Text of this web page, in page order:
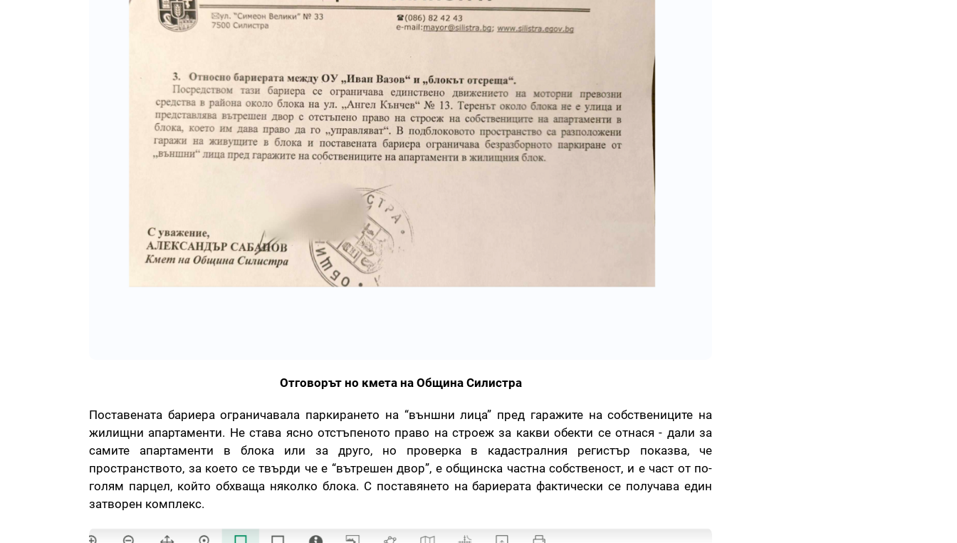
Отговорът но кмета на Община Силистра
Поставената бариера ограничавала паркирането на “външни лица” пред гаражите на собствениците на
жилищни апартаменти. Не става ясно отстъпеното право на строеж за какви обекти се отнася - дали за
самите апартаменти в блока или за друго, но проверка в кадастралния регистър показва, че
пространството, за което се твърди че е “вътрешен двор”, е общинска частна собственост, и е част от по-
голям парцел, който обхваща няколко блока. С поставянето на бариерата фактически се получава един
затворен комплекс.